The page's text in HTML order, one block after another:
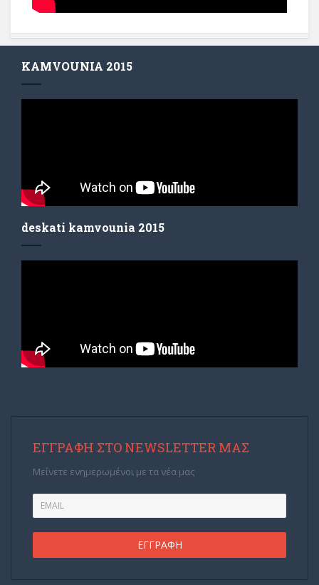
KAMVOUNIA 2015
deskati kamvounia 2015
ΕΓΓΡΑΦΉ ΣΤΟ NEWSLETTER ΜΑΣ
Μείνετε ενημερωμένοι με τα νέα μας